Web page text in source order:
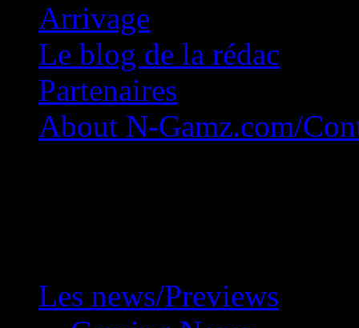
Arrivage
Le blog de la rédac
Partenaires
About N-Gamz.com/
Les news/Previews